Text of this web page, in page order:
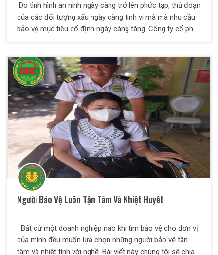
Do tình hình an ninh ngày càng trở lên phức tạp, thủ đoạn
của các đối tượng xấu ngày càng tinh vi mà mà nhu cầu
bảo vệ mục tiêu cố định ngày càng tăng. Công ty cổ phần
Người Bảo Vệ Luôn Tận Tâm Và Nhiệt Huyết
Bất cứ một doanh nghiệp nào khi tìm bảo vệ cho đơn vị
của mình đều muốn lựa chọn những người bảo vệ tận
tâm và nhiệt tình với nghề. Bài viết này chúng tôi sẽ chia